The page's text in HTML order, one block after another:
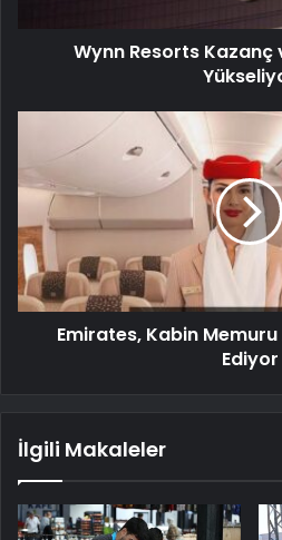
Wynn Resorts Kazanç
Emirates, Kabin Memuru
Ediyor
İlgili Makaleler